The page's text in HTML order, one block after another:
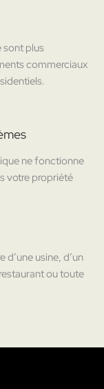
sont plus
commerciaux
ne fonctionne
votre propriété
d’une usine, d’un
ou toute